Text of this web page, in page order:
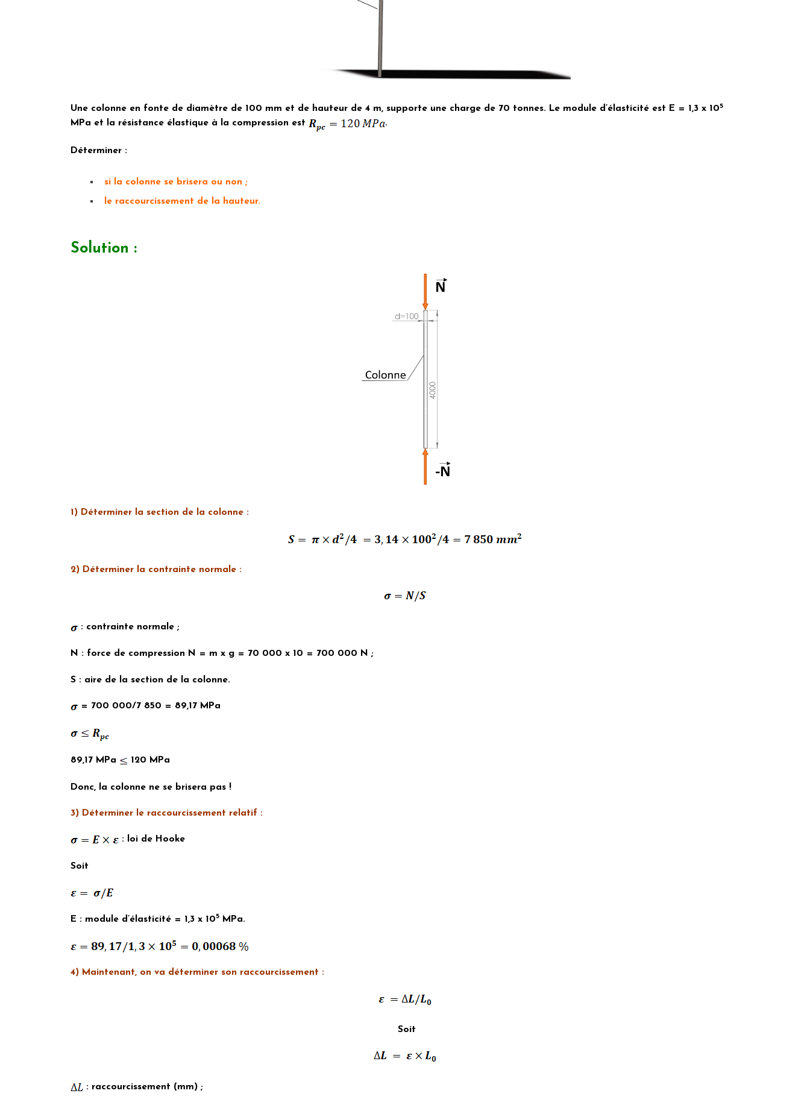
Une colonne en fonte de diamètre de 100 mm et de hauteur de 4 m, supporte une charge de 70 tonnes. Le module d’élasticité est E = 1,3 x 105
MPa et la résistance élastique à la compression est .
Déterminer :
si la colonne se brisera ou non ;
le raccourcissement de la hauteur.
Solution :
1) Déterminer la section de la colonne :
2) Déterminer la contrainte normale :
: contrainte normale ;
N : force de compression N = m x g = 70 000 x 10 = 700 000 N ;
S : aire de la section de la colonne.
= 700 000/7 850 = 89,17 MPa
89,17 MPa 120 MPa
Donc, la colonne ne se brisera pas !
3) Déterminer le raccourcissement relatif :
: loi de Hooke
Soit
E : module d’élasticité = 1,3 x 105 MPa.
4) Maintenant, on va déterminer son raccourcissement :
Soit
: raccourcissement (mm) ;